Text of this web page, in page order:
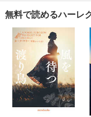
無料で読めるハーレ